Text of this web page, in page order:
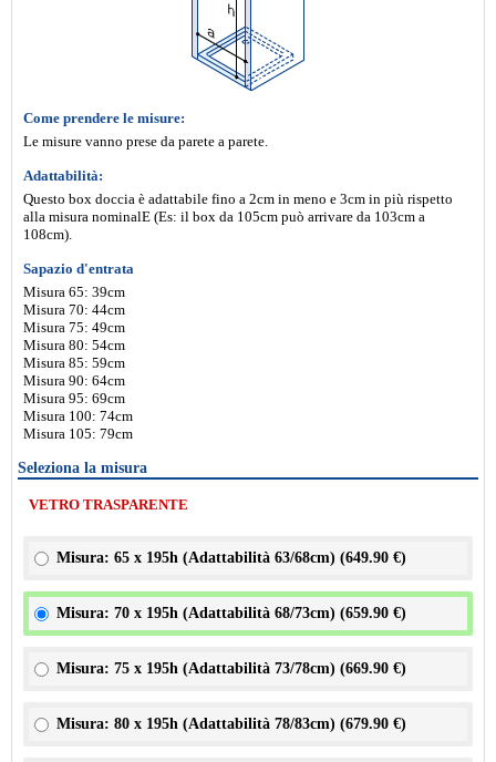
Come prendere le misure:
Le misure vanno prese da parete a parete.
Adattabilità:
Questo box doccia è adattabile fino a 2cm in meno e 3cm in più rispetto
alla misura nominalE (Es: il box da 105cm può arrivare da 103cm a
108cm).
Sapazio d'entrata
Misura 65: 39cm
Misura 70: 44cm
Misura 75: 49cm
Misura 80: 54cm
Misura 85: 59cm
Misura 90: 64cm
Misura 95: 69cm
Misura 100: 74cm
Misura 105: 79cm
Seleziona la misura
VETRO TRASPARENTE
Misura: 65 x 195h (Adattabilità 63/68cm) (649.90 €)
Misura: 70 x 195h (Adattabilità 68/73cm) (659.90 €)
Misura: 75 x 195h (Adattabilità 73/78cm) (669.90 €)
Misura: 80 x 195h (Adattabilità 78/83cm) (679.90 €)